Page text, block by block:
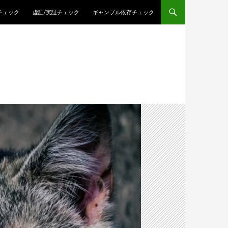
ェック 虚証/実証チェック ギャンブル依存チェック